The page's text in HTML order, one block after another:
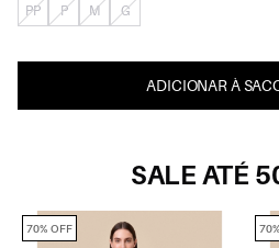
PP
P M G
ADICIONAR À
SALE ATÉ
70% OFF